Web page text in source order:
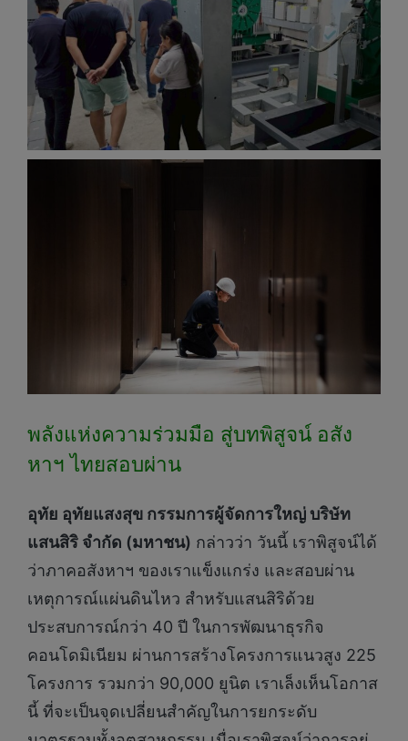
พลังแห่งความร่วมมือ สู่บทพิสูจน์ อสัง
หาฯ ไทยสอบผ่าน
อุทัย อุทัยแสงสุข กรรมการผู้จัดการใหญ่ บริษัท
แสนสิริ จำกัด (มหาชน) กล่าวว่า วันนี้ เราพิสูจน์ได้
ว่าภาคอสังหาฯ ของเราแข็งแกร่ง และสอบผ่าน
เหตุการณ์แผ่นดินไหว สำหรับแสนสิริด้วย
ประสบการณ์กว่า 40 ปี ในการพัฒนาธุรกิจ
คอนโดมิเนียม ผ่านการสร้างโครงการแนวสูง 225
โครงการ รวมกว่า 90,000 ยูนิต เราเล็งเห็นโอกาส
นี้ ที่จะเป็นจุดเปลี่ยนสำคัญในการยกระดับ